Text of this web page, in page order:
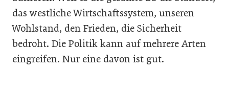
das westliche Wirtschaftssystem, unseren
Wohlstand, den Frieden, die Sicherheit
bedroht. Die Politik kann auf mehrere Arten
eingreifen. Nur eine davon ist gut.